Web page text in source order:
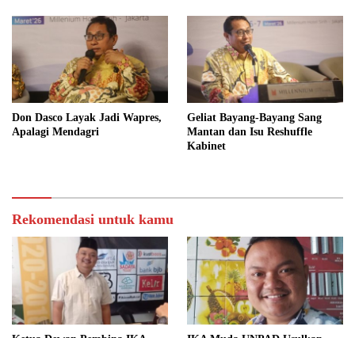
bagi Indonesia
Don Dasco Layak Jadi Wapres,
Apalagi Mendagri
Geliat Bayang-Bayang Sang
Mantan dan Isu Reshuffle
Kabinet
Rekomendasi untuk kamu